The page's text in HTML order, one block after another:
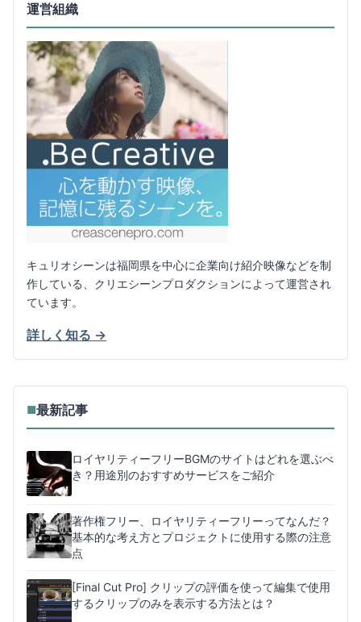
運営組織
キュリオシーンは福岡県を中心に企業向け紹介映像などを制
作している、クリエシーンプロダクションによって運営され
ています。
詳しく知る →
■最新記事
ロイヤリティーフリーBGMのサイトはどれを選ぶべ
き？用途別のおすすめサービスをご紹介
著作権フリー、ロイヤリティーフリーってなんだ？
基本的な考え方とプロジェクトに使用する際の注意
点
[Final Cut Pro] クリップの評価を使って編集で使用
するクリップのみを表示する方法とは？